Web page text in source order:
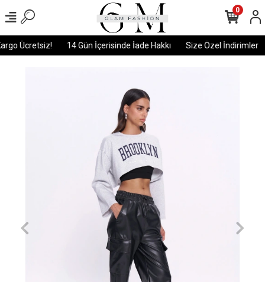
Ücretsiz! 14 Gün İçerisinde İade Hakkı Size Özel İndirimler
0